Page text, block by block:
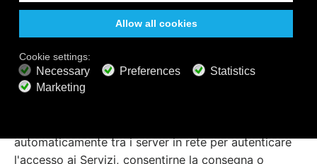
Aumenta il tuo livello di privacy
Il nostro software può includere l'opportunità di
disattivare alcune caratteristiche del software per
aumentare il tuo livello di privacy. Tuttavia, alcune
automaticamente tra i server in rete per autenticare
l'accesso ai Servizi, consentirne la consegna o